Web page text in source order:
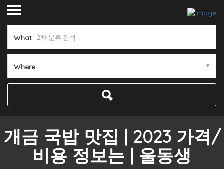
What
Where
개금 국밥 맛집 | 2023 가격/
비용 정보는 | 울동생